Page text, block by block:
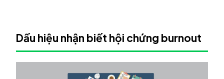
Dấu hiệu nhận biết hội chứng burnout